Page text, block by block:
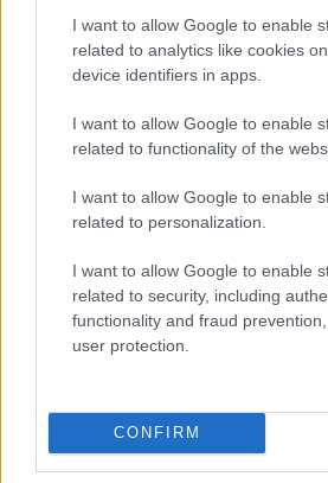
I want to allow Google to enable
related to analytics like cookies
device identifiers in apps.
I want to allow Google to enable
related to functionality of the
I want to allow Google to enable
related to personalization.
I want to allow Google to enable
related to security, including
functionality and fraud
user protection.
CONFIRM
A közmondásszótárt főként
tudnak oroszul, érdeklődnek az
de azoknak is, akik vagy most
nyelvet, vagy éppen ez a könyv
kedvüket a nyelvtanuláshoz. A
szárazabb nyelvtani anyagot is
megtaníthatják diákjaiknak a
segítségével.
Lőrincz Julianna
SJE Magyar Nyelv és Irodalom
EKKE Magyar Nyelvészeti
Balázsi József Attila
közmondásszótár. 1400
megfelelőkkel és